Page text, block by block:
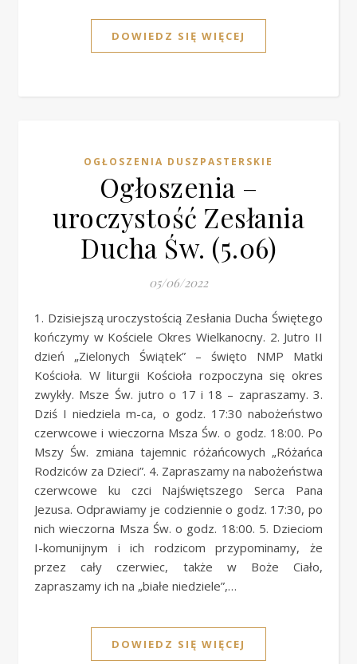
DOWIEDZ SIĘ WIĘCEJ
OGŁOSZENIA DUSZPASTERSKIE
Ogłoszenia –
uroczystość Zesłania
Ducha Św. (5.06)
05/06/2022
1. Dzisiejszą uroczystością Zesłania Ducha Świętego
kończymy w Kościele Okres Wielkanocny. 2. Jutro II
dzień „Zielonych Świątek” – święto NMP Matki
Kościoła. W liturgii Kościoła rozpoczyna się okres
zwykły. Msze Św. jutro o 17 i 18 – zapraszamy. 3.
Dziś I niedziela m-ca, o godz. 17:30 nabożeństwo
czerwcowe i wieczorna Msza Św. o godz. 18:00. Po
Mszy Św. zmiana tajemnic różańcowych „Różańca
Rodziców za Dzieci”. 4. Zapraszamy na nabożeństwa
czerwcowe ku czci Najświętszego Serca Pana
Jezusa. Odprawiamy je codziennie o godz. 17:30, po
nich wieczorna Msza Św. o godz. 18:00. 5. Dzieciom
I-komunijnym i ich rodzicom przypominamy, że
przez cały czerwiec, także w Boże Ciało,
zapraszamy ich na „białe niedziele”,…
DOWIEDZ SIĘ WIĘCEJ